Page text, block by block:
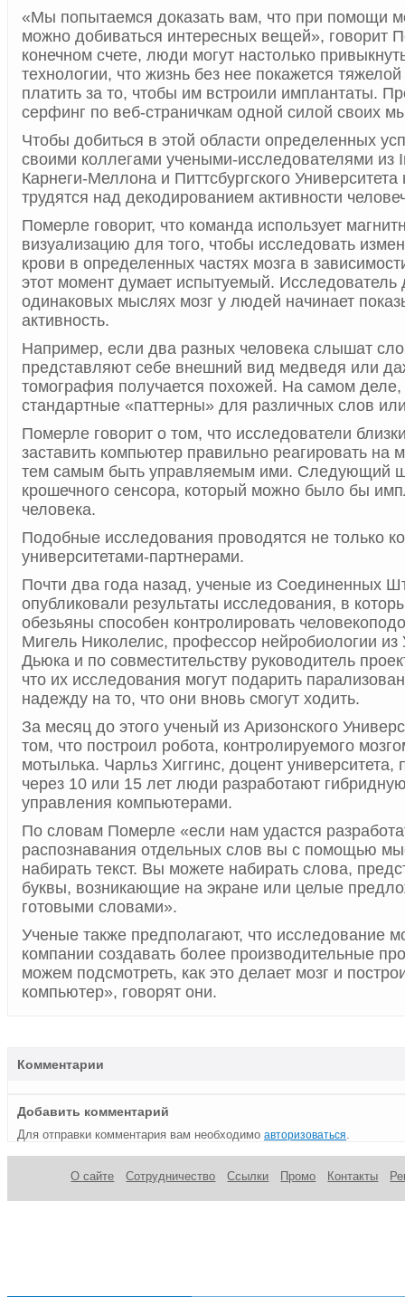
«Мы попытаемся доказать вам, что при помощи
можно добиваться интересных вещей», говорит
конечном счете, люди могут настолько
технологии, что жизнь без нее покажется
платить за то, чтобы им встроили имплантаты.
серфинг по веб-страничкам одной силой своих
Чтобы добиться в этой области определенных
своими коллегами учеными-исследователями из
Карнеги-Меллона и Питтсбургского
трудятся над декодированием активности
Померле говорит, что команда использует
визуализацию для того, чтобы исследовать
крови в определенных частях мозга в
этот момент думает испытуемый. Исследователь
одинаковых мыслях мозг у людей начинает
активность.
Например, если два разных человека слышат
представляют себе внешний вид медведя или
томография получается похожей. На самом
стандартные «паттерны» для различных слов
Померле говорит о том, что исследователи
заставить компьютер правильно реагировать на
тем самым быть управляемым ими. Следующий
крошечного сенсора, который можно было бы
человека.
Подобные исследования проводятся не только
университетами-партнерами.
Почти два года назад, ученые из Соединенных
опубликовали результаты исследования, в
обезьяны способен контролировать
Мигель Николелис, профессор нейробиологии из
Дьюка и по совместительству руководитель
что их исследования могут подарить
надежду на то, что они вновь смогут ходить.
За месяц до этого ученый из Аризонского
том, что построил робота, контролируемого
мотылька. Чарльз Хиггинс, доцент университета,
через 10 или 15 лет люди разработают
управления компьютерами.
По словам Померле «если нам удастся
распознавания отдельных слов вы с помощью
набирать текст. Вы можете набирать слова,
буквы, возникающие на экране или целые
готовыми словами».
Ученые также предполагают, что исследование
компании создавать более производительные
можем подсмотреть, как это делает мозг и
компьютер», говорят они.
Комментарии
Добавить комментарий
Для отправки комментария вам необходимо авторизоваться
О сайте Сотрудничество Ссылки Промо Контакты